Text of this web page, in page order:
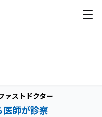
ァストドクター
医師が診察